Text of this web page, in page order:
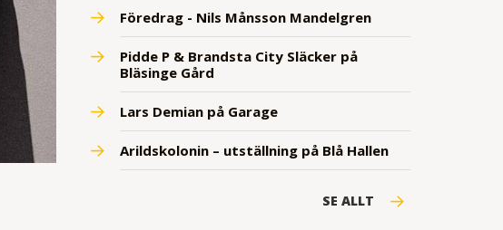
Föredrag - Nils Månsson Mandelgren
Pidde P & Brandsta City Släcker på
Bläsinge Gård
Lars Demian på Garage
Arildskolonin – utställning på Blå Hallen
SE ALLT